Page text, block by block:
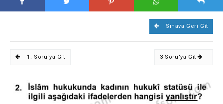
Sınava Geri Git
1. Soru'ya Git 3 Soru'ya Git